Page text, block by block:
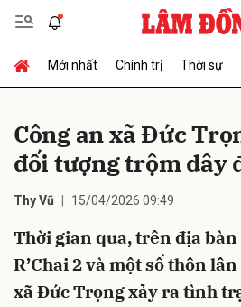
Mới nhất Chính trị Thời sự
Công an xã Đức
đối tượng trộm dây
Thy Vũ 15/04/2026 09:49
Thời gian qua, trên địa bàn
R’Chai 2 và một số thôn
xã Đức Trọng xảy ra tình
Gửi bình luận